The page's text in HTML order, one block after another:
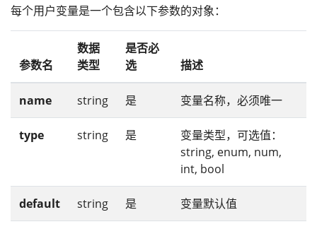
每个用户变量是一个包含以下参数的对象：
参数名
数据
类型
是否必
选
描述
name string 是 变量名称，必须唯一
type string 是
变量类型，可选值：
string, enum, num,
int, bool
default string 是 变量默认值